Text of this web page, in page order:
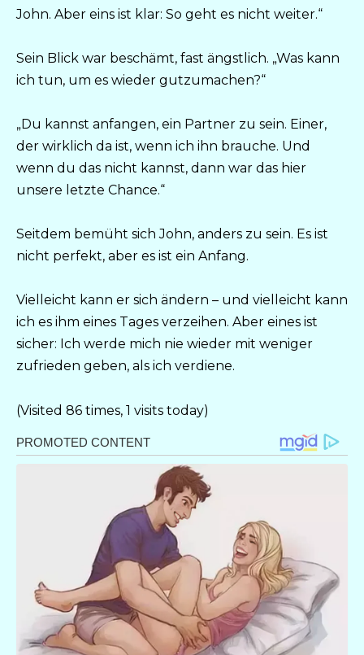
John. Aber eins ist klar: So geht es nicht weiter.“
Sein Blick war beschämt, fast ängstlich. „Was kann
ich tun, um es wieder gutzumachen?“
„Du kannst anfangen, ein Partner zu sein. Einer,
der wirklich da ist, wenn ich ihn brauche. Und
wenn du das nicht kannst, dann war das hier
unsere letzte Chance.“
Seitdem bemüht sich John, anders zu sein. Es ist
nicht perfekt, aber es ist ein Anfang.
Vielleicht kann er sich ändern – und vielleicht kann
ich es ihm eines Tages verzeihen. Aber eines ist
sicher: Ich werde mich nie wieder mit weniger
zufrieden geben, als ich verdiene.
(Visited 86 times, 1 visits today)